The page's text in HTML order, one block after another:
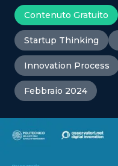
Contenuto Gratuito
Startup Thinking
Innovation Process
Febbraio 2024